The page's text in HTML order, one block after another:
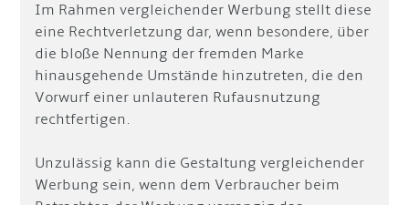
Im Rahmen vergleichender Werbung stellt diese
eine Rechtverletzung dar, wenn besondere, über
die bloße Nennung der fremden Marke
hinausgehende Umstände hinzutreten, die den
Vorwurf einer unlaute­ren Rufausnutzung
rechtfertigen.
Unzulässig kann die Gestaltung vergleichender
Werbung sein, wenn dem Verbraucher beim